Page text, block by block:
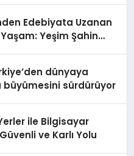
Edebiyata Uzanan
Yeşim Şahin
dünyaya
büyümesini sürdürüyor
ile Bilgisayar
ve Karlı Yolu